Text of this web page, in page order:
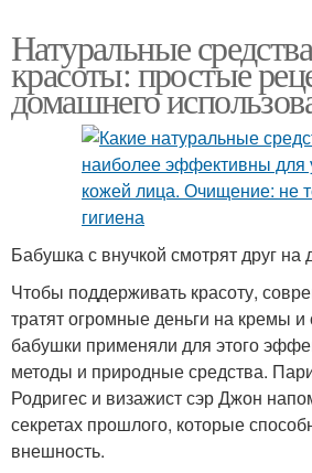
Натуральные
красоты: простые
домашнего
Бабушка с внучкой смотрят друг на
Чтобы поддерживать красоту,
тратят огромные деньги на кремы
бабушки применяли для этого
методы и природные средства.
Родригес и визажист сэр Джон
секретах прошлого, которые
внешность.